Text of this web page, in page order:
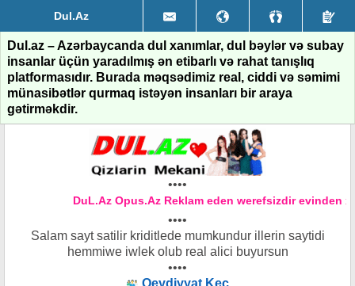
Dul.Az
Dul.az – Azərbaycanda dul xanımlar, dul bəylər və subay
insanlar üçün yaradılmış ən etibarlı və rahat tanışlıq
platformasıdır. Burada məqsədimiz real, ciddi və səmimi
münasibətlər qurmaq istəyən insanları bir araya
gətirməkdir.
••••
DuL.Az Opus.Az Reklam eden werefsizdir evinden
••••
Salam sayt satilir kriditlede mumkundur illerin saytidi
hemmiwe iwlek olub real alici buyursun
••••
Qeydiyyat Keç